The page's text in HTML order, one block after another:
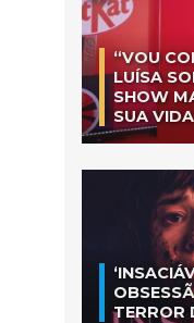
“VOU
LUÍSA
SHOW
SUA VIDA
TERROR